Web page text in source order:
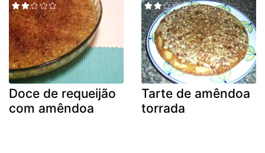
Doce de requeijão
com amêndoa
Tarte de amêndoa
torrada